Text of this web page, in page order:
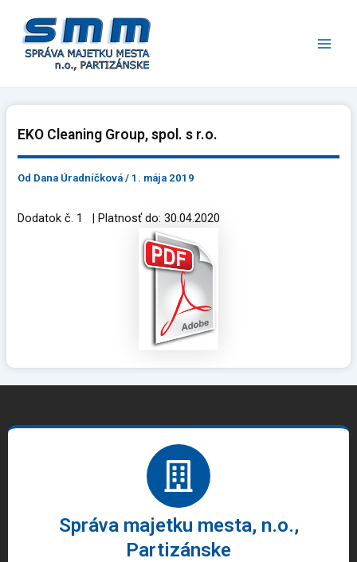
obsah
EKO Cleaning Group, spol. s r.o.
Od Dana Úradníčková/ 1. mája 2019
Dodatok č. 1 | Platnosť do: 30.04.2020
Správa majetku mesta, n.o.,
Partizánske